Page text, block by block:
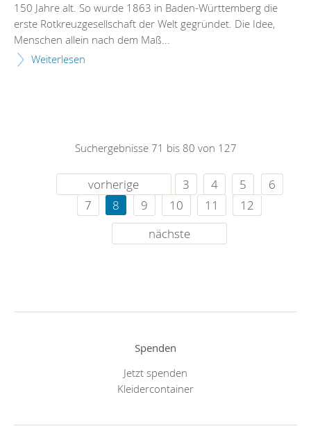
150 Jahre alt. So wurde 1863 in Baden-Württemberg die
erste Rotkreuzgesellschaft der Welt gegründet. Die Idee,
Menschen allein nach dem Maß...
Weiterlesen
Suchergebnisse 71 bis 80 von 127
vorherige 3 4 5
6
7
8 9 10 11
12
nächste
Spenden
Jetzt spenden
Kleidercontainer